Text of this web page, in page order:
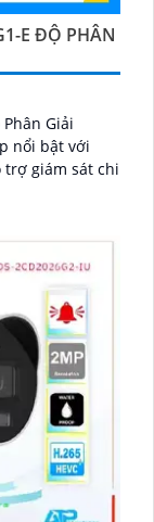
E ĐỘ PHÂN
Phân Giải
nổi bật với
trợ giám sát chi